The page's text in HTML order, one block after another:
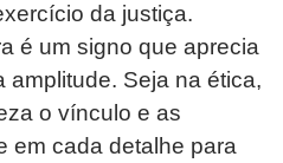
da justiça.
é um signo que aprecia
amplitude. Seja na ética,
o vínculo e as
em cada detalhe para